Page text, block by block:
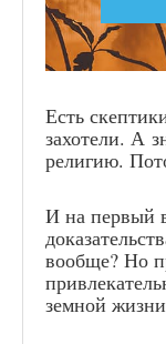
Есть
захотели. А
религию.
И на первый
вообще? Но
земной